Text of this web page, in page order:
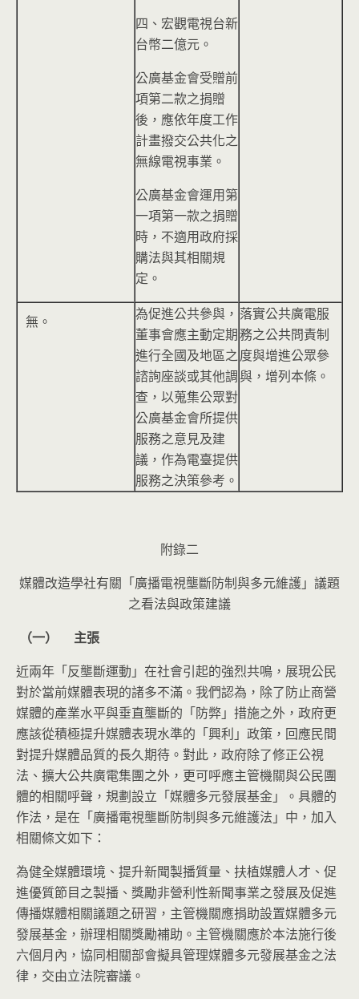
四、宏觀電視台新
台幣二億元。
公廣基金會受贈前
項第二款之捐贈
後，應依年度工作
計畫撥交公共化之
無線電視事業。
公廣基金會運用第
一項第一款之捐贈
時，不適用政府採
購法與其相關規
定。
無。
為促進公共參與，
董事會應主動定期
進行全國及地區之
諮詢座談或其他調
查，以蒐集公眾對
公廣基金會所提供
服務之意見及建
議，作為電臺提供
服務之決策參考。
落實公共廣電服
務之公共問責制
度與增進公眾參
與，增列本條。
附錄二
媒體改造學社有關「廣播電視壟斷防制與多元維護」議題
之看法與政策建議
（一） 主張
近兩年「反壟斷運動」在社會引起的強烈共鳴，展現公民
對於當前媒體表現的諸多不滿。我們認為，除了防止商營
媒體的產業水平與垂直壟斷的「防弊」措施之外，政府更
應該從積極提升媒體表現水準的「興利」政策，回應民間
對提升媒體品質的長久期待。對此，政府除了修正公視
法、擴大公共廣電集團之外，更可呼應主管機關與公民團
體的相關呼聲，規劃設立「媒體多元發展基金」。具體的
作法，是在「廣播電視壟斷防制與多元維護法」中，加入
相關條文如下：
為健全媒體環境、提升新聞製播質量、扶植媒體人才、促
進優質節目之製播、獎勵非營利性新聞事業之發展及促進
傳播媒體相關議題之研習，主管機關應捐助設置媒體多元
發展基金，辦理相關獎勵補助。主管機關應於本法施行後
六個月內，協同相關部會擬具管理媒體多元發展基金之法
律，交由立法院審議。